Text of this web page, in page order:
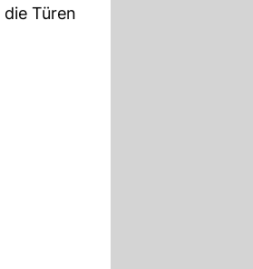
Türen